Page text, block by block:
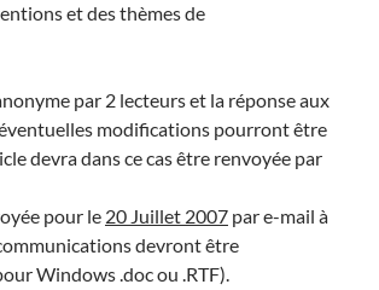
et des thèmes de
par 2 lecteurs et la réponse aux
modifications pourront être
devra dans ce cas être renvoyée par
pour le 20 Juillet 2007 par e-mail à
devront être
Windows .doc ou .RTF).